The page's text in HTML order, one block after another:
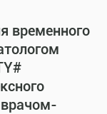
временного
врачом-